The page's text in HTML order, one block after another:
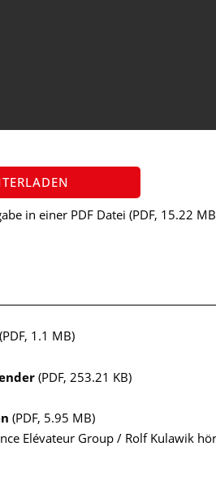
in einer PDF Datei (PDF, 15.22
(PDF, 1.1 MB)
(PDF, 253.21 KB)
(PDF, 5.95 MB)
Elévateur Group / Rolf Kulawik